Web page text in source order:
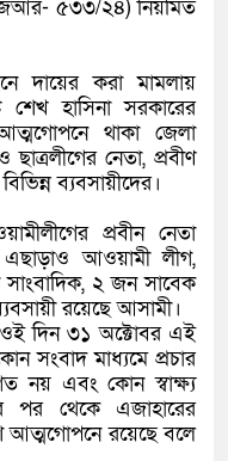
৫৩৩/২৪) নিয়মিত
দায়ের করা মামলায়
হাসিনা সরকারের
থাকা জেলা
নেতা, প্রবীণ
ব্যবসায়ীদের।
প্রবীন নেতা
আওয়ামী লীগ,
২ জন সাবেক
রয়েছে আসামী।
ওই দিন ৩১ অক্টোবর এই
সংবাদ মাধ্যমে প্রচার
নয় এবং কোন স্বাক্ষ্য
থেকে এজাহারের
আত্মগোপনে রয়েছে বলে